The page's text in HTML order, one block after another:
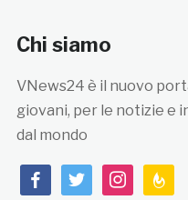
Chi siamo
VNews24 è il nuovo
giovani, per le notizie e
dal mondo
facebooktwitterinstagram